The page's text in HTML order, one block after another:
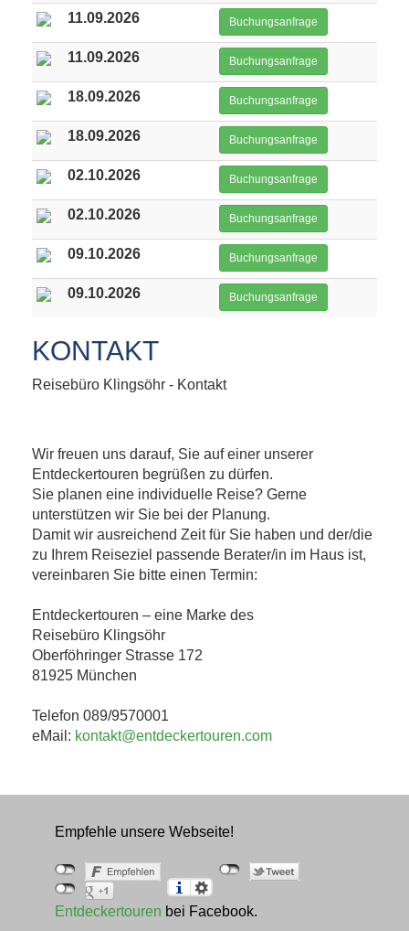
11.09.2026
Buchungsanfrage
11.09.2026 Buchungsanfrage
18.09.2026 Buchungsanfrage
18.09.2026 Buchungsanfrage
02.10.2026 Buchungsanfrage
02.10.2026 Buchungsanfrage
09.10.2026 Buchungsanfrage
09.10.2026 Buchungsanfrage
KONTAKT
Reisebüro Klingsöhr - Kontakt
Wir freuen uns darauf, Sie auf einer unserer
Entdeckertouren begrüßen zu dürfen.
Sie planen eine individuelle Reise? Gerne
unterstützen wir Sie bei der Planung.
Damit wir ausreichend Zeit für Sie haben und der/die
zu Ihrem Reiseziel passende Berater/in im Haus ist,
vereinbaren Sie bitte einen Termin:
Entdeckertouren – eine Marke des
Reisebüro Klingsöhr
Oberföhringer Strasse 172
81925 München
Telefon 089/9570001
eMail: kontakt@entdeckertouren.com
Empfehle unsere Webseite!
Entdeckertouren bei Facebook.